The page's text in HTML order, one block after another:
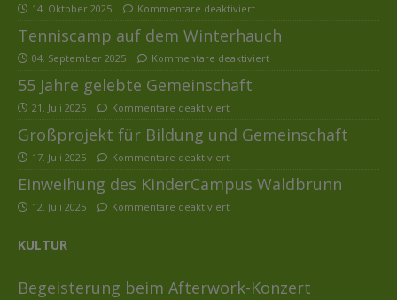
14. Oktober 2025 Kommentare deaktiviert
Tenniscamp auf dem Winterhauch
04. September 2025 Kommentare deaktiviert
55 Jahre gelebte Gemeinschaft
21. Juli 2025 Kommentare deaktiviert
Großprojekt für Bildung und Gemeinschaft
17. Juli 2025 Kommentare deaktiviert
Einweihung des KinderCampus Waldbrunn
12. Juli 2025 Kommentare deaktiviert
KULTUR
Begeisterung beim Afterwork-Konzert